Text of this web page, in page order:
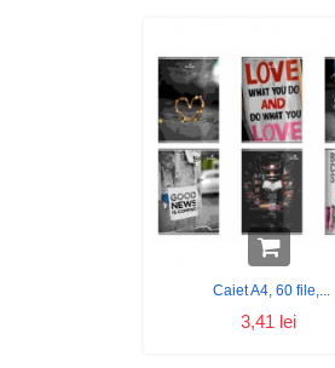
Caiet A4, 60 file,...
3,41 lei